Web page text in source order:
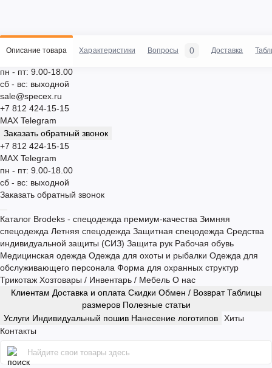
пн - пт: 9.00-18.00
сб - вс: выходной
sale@specex.ru
+7 812 424-15-15
MAX Telegram
Заказать обратный звонок
+7 812 424-15-15
MAX Telegram
пн - пт: 9.00-18.00
сб - вс: выходной
Заказать обратный звонок
Каталог Brodeks - спецодежда премиум-качества Зимняя
спецодежда Летняя спецодежда Защитная спецодежда Средства
индивидуальной защиты (СИЗ) Защита рук Рабочая обувь
Медицинская одежда Одежда для охоты и рыбалки Одежда для
обслуживающего персонала Форма для охранных структур
Трикотаж Хозтовары / Инвентарь / Мебель О нас
Клиентам Доставка и оплата Скидки Обмен / ВозвратТаблицы
размеров Полезные статьи
Услуги Индивидуальный пошив Нанесение логотипов
Хиты
Контакты
Описание товара Характеристики Вопросы 0 Доставка